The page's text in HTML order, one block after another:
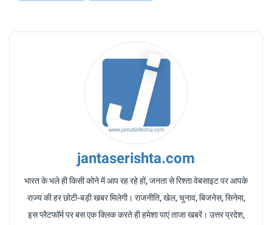
jantaserishta.com
भारत के भले ही किसी कोने में आप रह रहे हों, जनता से रिश्ता वेबसाइट पर आपके
राज्य की हर छोटी-बड़ी खबर मिलेगी। राजनीति, खेल, चुनाव, बिजनेस, सिनेमा,
इस प्लैटफॉर्म पर बस एक क्लिक करते ही हमेशा पाएं ताजा खबरें। उत्तर प्रदेश,